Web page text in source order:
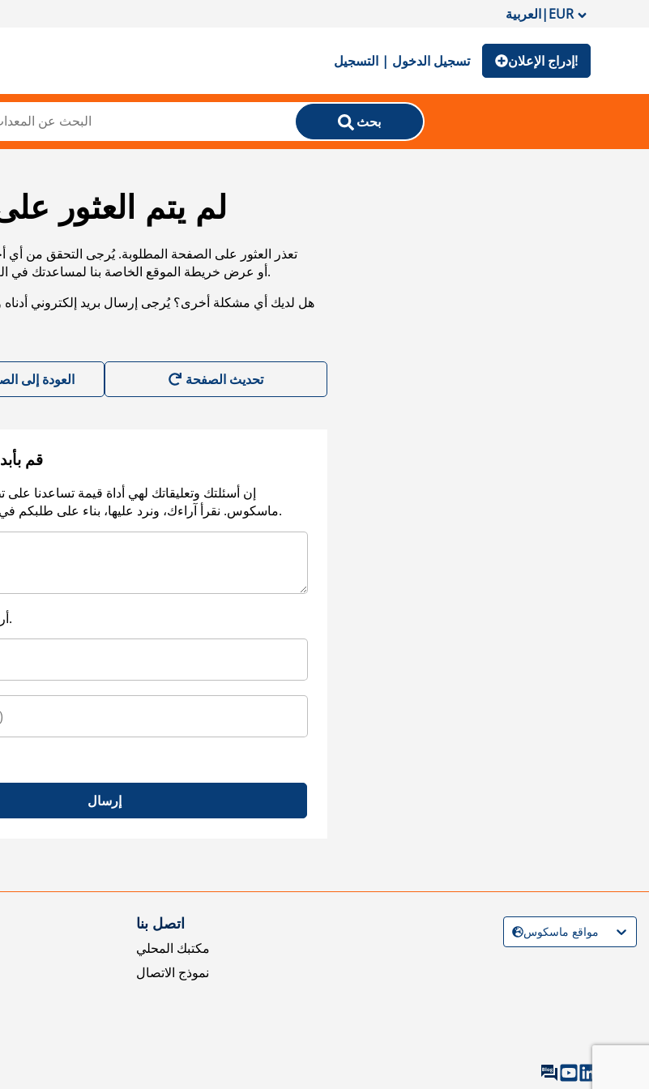
العربية|EUR
تسجيل الدخول | التسجيل إدراج الإعلان!
بحث
لم يتم العثور
تعذر العثور على الصفحة المطلوبة. يُرجى التحقق من أي
URL، أو عرض خريطة الموقع الخاصة بنا لمساعدتك في العثور على ما تريد.
هل لديك أي مشكلة أخرى؟ يُرجى إرسال بريد إلكتروني
العودة إلى
قم
إن أسئلتك وتعليقاتك لهي أداة قيمة تساعدنا
ماسكوس. نقرأ آراءك، ونرد عليها، بناء على طلبكم في أسرع وقت ممكن.
أريد ردًا على رأيي.
إرسال
اتصل بنا
مكتبك المحلي
نموذج الاتصال
مواقع ماسكوس